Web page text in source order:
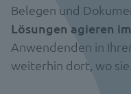
Belegen und
Lösungen agieren
Anwendenden in
weiterhin dort, wo sie